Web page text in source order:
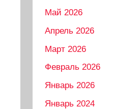
Май 2026
Апрель 2026
Март 2026
Февраль 2026
Январь 2026
Январь 2024